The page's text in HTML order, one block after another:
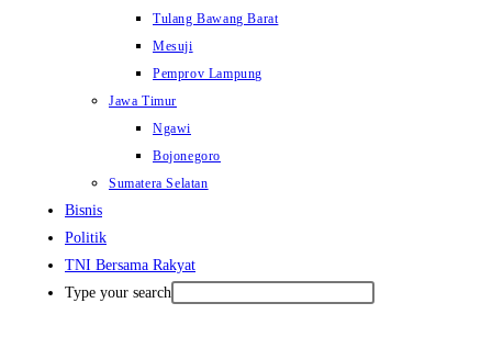
Tulang Bawang Barat
Mesuji
Pemprov Lampung
Jawa Timur
Ngawi
Bojonegoro
Sumatera Selatan
Bisnis
Politik
TNI Bersama Rakyat
Type your search